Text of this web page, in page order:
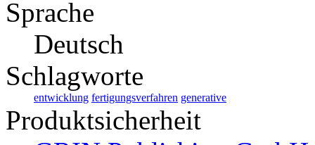
Sprache
Deutsch
Schlagworte
entwicklung fertigungsverfahren generative
Produktsicherheit